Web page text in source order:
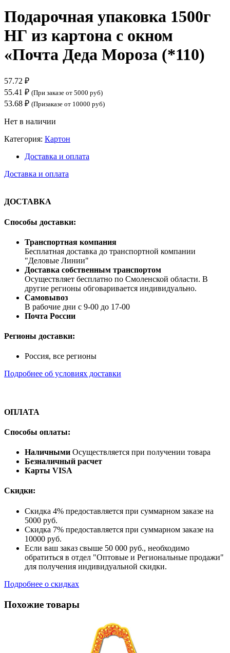
Подарочная упаковка 1500г
НГ из картона с окном
«Почта Деда Мороза (*110)
57.72 ₽
55.41 ₽ (При заказе от 5000 руб)
53.68 ₽ (Призаказе от 10000 руб)
Нет в наличии
Категория: Картон
Доставка и оплата
Доставка и оплата
ДОСТАВКА
Способы доставки:
Транспортная компания
Бесплатная доставка до транспортной компании
"Деловые Линии"
Доставка собственным транспортом
Осуществляет бесплатно по Смоленской области. В
другие регионы обговаривается индивидуально.
Самовывоз
В рабочие дни с 9-00 до 17-00
Почта России
Регионы доставки:
Россия, все регионы
Подробнее об условиях доставки
ОПЛАТА
Способы оплаты:
Наличными Осуществляется при получении товара
Безналичный расчет
Карты VISA
Скидки:
Скидка 4% предоставляется при суммарном заказе на
5000 руб.
Скидка 7% предоставляется при суммарном заказе на
10000 руб.
Если ваш заказ свыше 50 000 руб., необходимо
обратиться в отдел "Оптовые и Региональные продажи"
для получения индивидуальной скидки.
Подробнее о скидках
Похожие товары